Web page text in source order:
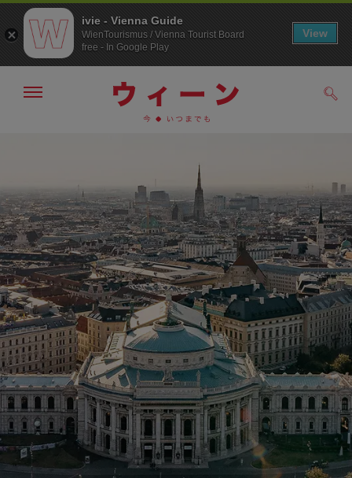
へ
ジ
の
ト
ッ
プ
へ
メ
非
表
示
ivie - Vienna Guide
WienTourismus / Vienna Tourist Board
free - In Google Play
View